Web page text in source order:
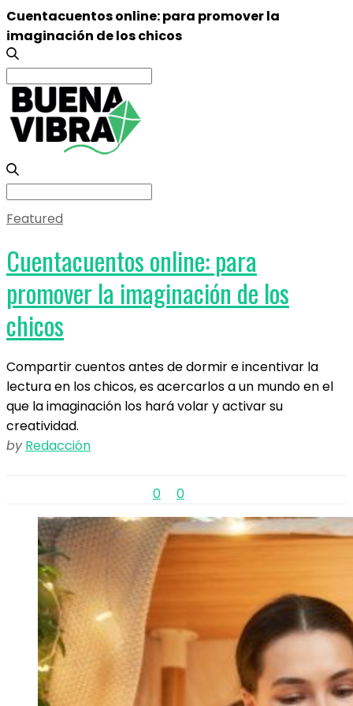
Cuentacuentos online: para promover la
imaginación de los chicos
Search
for:
Search
Featured
Cuentacuentos online: para
promover la imaginación de los
chicos
Compartir cuentos antes de dormir e incentivar la
lectura en los chicos, es acercarlos a un mundo en el
que la imaginación los hará volar y activar su
creatividad.
by Redacción
0 0